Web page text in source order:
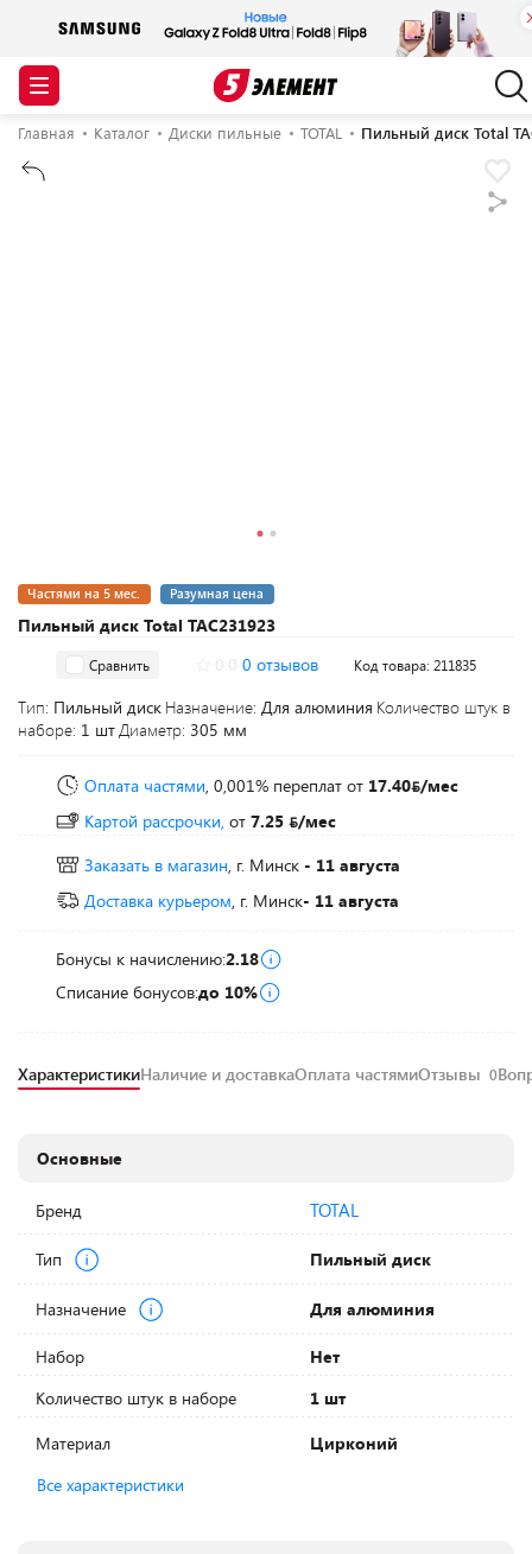
Главная Каталог Диски пильные TOTAL Пильный диск Total
Пильный диск Total TAC231923
Частями на 5 мес. Разумная цена
Сравнить 0 отзывов Код товара: 211835
Тип: Пильный диск Назначение: Для алюминия Количество штук в
наборе: 1 штДиаметр: 305 мм
Оплата частями, 0,001% переплат от 17.40 /мес
Картой рассрочки, от 7.25
/мес
Заказать в магазин, г. Минск - 11 августа
Доставка курьером, г. Минск- 11 августа
Бонусы к начислению:2.18
Списание бонусов:до 10%
ХарактеристикиНаличие и доставкаОплата частямиОтзывы 0
Основные
Бренд TOTAL
Тип Пильный диск
Назначение Для алюминия
Набор
Нет
Количество штук в наборе
1 шт
Материал
Цирконий
Все характеристики